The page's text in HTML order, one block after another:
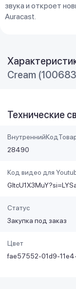
звука и откроет
Auracast.
Cream
Технические
28490
Код видео для
Статус
Закупка под заказ
Цвет
fae57552-01d9-